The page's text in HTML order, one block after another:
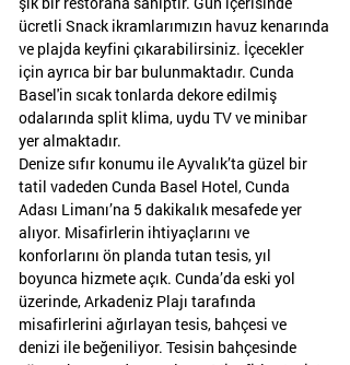
ücretli Snack ikramlarımızın havuz kenarında
ve plajda keyfini çıkarabilirsiniz. İçecekler
için ayrıca bir bar bulunmaktadır. Cunda
Basel'in sıcak tonlarda dekore edilmiş
odalarında split klima, uydu TV ve minibar
yer almaktadır.
Denize sıfır konumu ile Ayvalık’ta güzel bir
tatil vadeden Cunda Basel Hotel, Cunda
Adası Limanı’na 5 dakikalık mesafede yer
alıyor. Misafirlerin ihtiyaçlarını ve
konforlarını ön planda tutan tesis, yıl
boyunca hizmete açık. Cunda’da eski yol
üzerinde, Arkadeniz Plajı tarafında
misafirlerini ağırlayan tesis, bahçesi ve
denizi ile beğeniliyor. Tesisin bahçesinde